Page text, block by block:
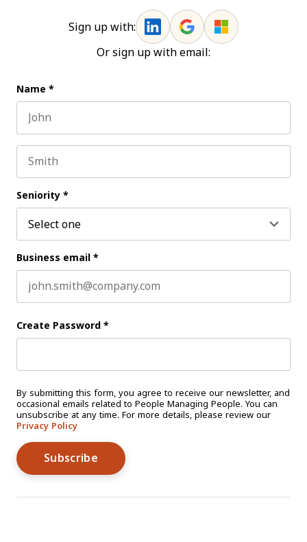
Sign up with:
Or sign up with email:
Name *
Seniority *
Business email *
Create Password *
By submitting this form, you agree to receive our newsletter, and
occasional emails related to People Managing People. You can
unsubscribe at any time. For more details, please review our
Privacy Policy